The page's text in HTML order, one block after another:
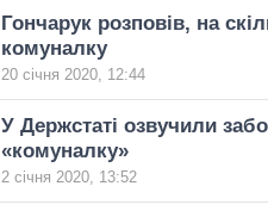
Гончарук розповів, на
комуналку
20 січня 2020, 12:44
У Держстаті озвучили
«комуналку»
2 січня 2020, 13:52